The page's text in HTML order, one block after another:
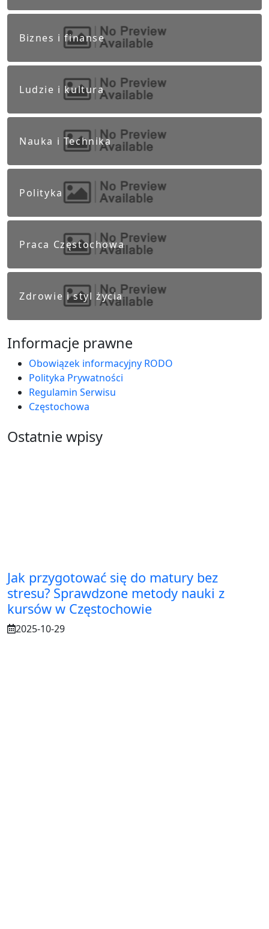
Biznes i finanse
Ludzie i kultura
Nauka i Technika
Polityka
Praca Częstochowa
Zdrowie i styl życia
Informacje prawne
Obowiązek informacyjny RODO
Polityka Prywatności
Regulamin Serwisu
Częstochowa
Ostatnie wpisy
Jak przygotować się do matury bez
stresu? Sprawdzone metody nauki z
kursów w Częstochowie
2025-10-29